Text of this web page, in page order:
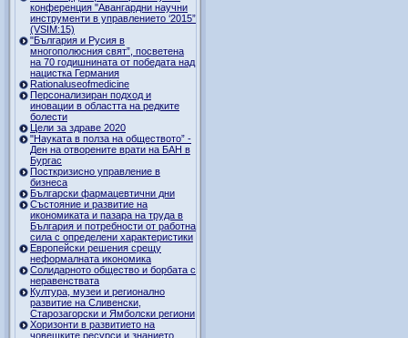
конференция "Авангардни научни
инструменти в управлението ‘2015”
(VSIM:15)
"България и Русия в
многополюсния свят”, посветена
на 70 годишнината от победата над
нацистка Германия
Rationaluseofmedicine
Персонализиран подход и
иновации в областта на редките
болести
Цели за здраве 2020
"Науката в полза на обществото” -
Ден на отворените врати на БАН в
Бургас
Посткризисно управление в
бизнеса
Български фармацевтични дни
Състояние и развитие на
икономиката и пазара на труда в
България и потребности от работна
сила с определени характеристики
Европейски решения срещу
неформалната икономика
Солидарното общество и борбата с
неравенствата
Култура, музеи и регионално
развитие на Сливенски,
Старозагорски и Ямболски региони
Хоризонти в развитието на
човешките ресурси и знанието